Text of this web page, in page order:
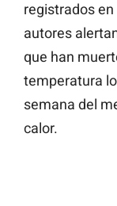
registrados
autores
que han
temperatura
semana del
calor.